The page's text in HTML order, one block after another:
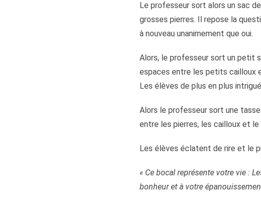
Le professeur sort alors un sac
grosses pierres. Il repose la
à nouveau unanimement que oui.
Alors, le professeur sort un petit
espaces entre les petits cailloux
Les élèves de plus en plus
Alors le professeur sort une
entre les pierres, les cailloux et le
Les élèves éclatent de rire et le
« Ce bocal représente votre vie :
bonheur et à votre